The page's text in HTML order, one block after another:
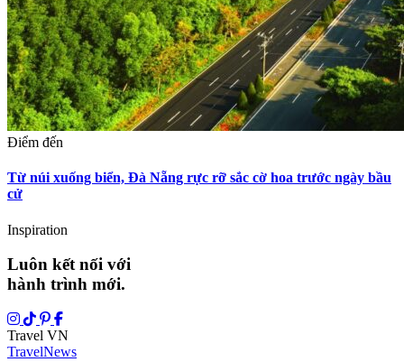
Điểm đến
Từ núi xuống biển, Đà Nẵng rực rỡ sắc cờ hoa trước ngày bầu
cử
Inspiration
Luôn kết nối với
hành trình mới.
Travel VN
TravelNews